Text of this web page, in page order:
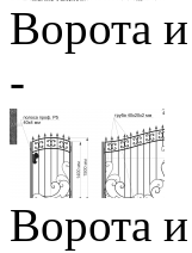
Ворота
-
Ворота